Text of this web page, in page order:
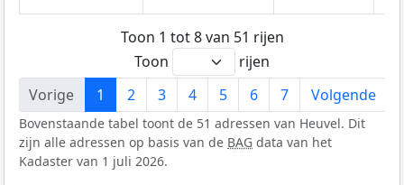
Toon 1 tot 8 van 51 rijen
Toon
rijen
Vorige
1 2 3 4 5 6 7 Volgende
Bovenstaande tabel toont de 51 adressen van Heuvel. Dit
zijn alle adressen op basis van de BAG data van het
Kadaster van 1 juli 2026.